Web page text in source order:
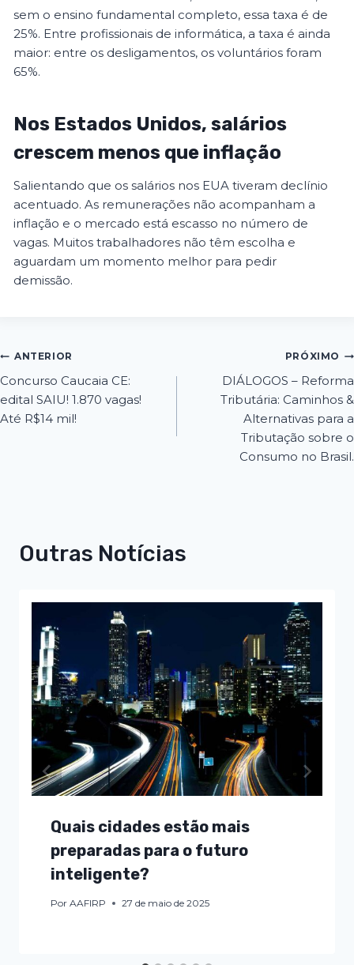
sem o ensino fundamental completo, essa taxa é de
25%. Entre profissionais de informática, a taxa é ainda
maior: entre os desligamentos, os voluntários foram
65%.
Nos Estados Unidos, salários
crescem menos que inflação
Salientando que os salários nos EUA tiveram declínio
acentuado. As remunerações não acompanham a
inflação e o mercado está escasso no número de
vagas. Muitos trabalhadores não têm escolha e
aguardam um momento melhor para pedir
demissão.
ANTERIOR
Concurso Caucaia CE:
edital SAIU! 1.870 vagas!
Até R$14 mil!
PRÓXIMO
DIÁLOGOS – Reforma
Tributária: Caminhos &
Alternativas para a
Tributação sobre o
Consumo no Brasil.
Outras Notícias
Quais cidades estão mais
preparadas para o futuro
inteligente?
Por AAFIRP 27 de maio de 2025